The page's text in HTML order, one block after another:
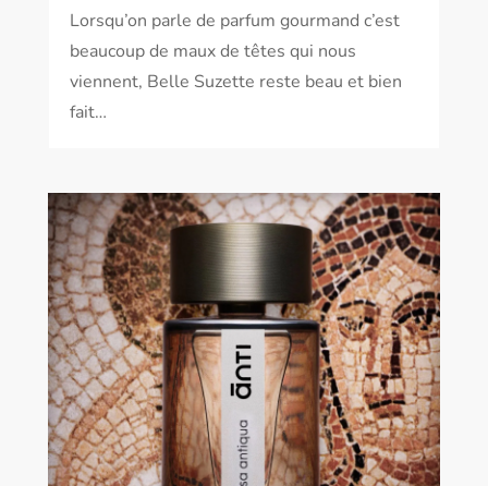
Lorsqu’on parle de parfum gourmand c’est
beaucoup de maux de têtes qui nous
viennent, Belle Suzette reste beau et bien
fait…